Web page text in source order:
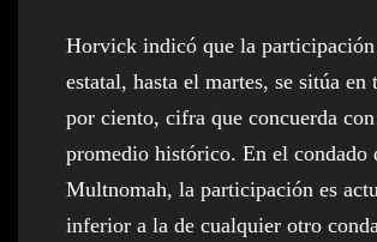
Horvick indicó que la
estatal, hasta el martes, se sitúa en
por ciento, cifra que concuerda
promedio histórico. En el condado
Multnomah, la participación es
inferior a la de cualquier otro